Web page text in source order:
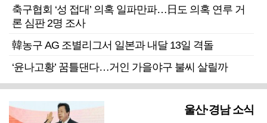
축구협회 ‘성 접대’ 의혹 일파만파…日도 의혹 연루 거
론 심판 2명 조사
韓농구 AG 조별리그서 일본과 내달 13일 격돌
‘윤나고황’ 꿈틀댄다…거인 가을야구 불씨 살릴까
울산·경남 소식